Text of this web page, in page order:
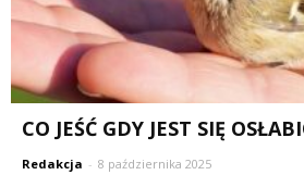
CO JEŚĆ GDY JEST SIĘ
Redakcja - 8 października 2025